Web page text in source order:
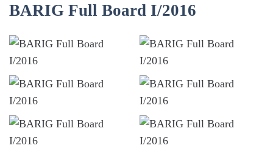
BARIG Full Board I/2016